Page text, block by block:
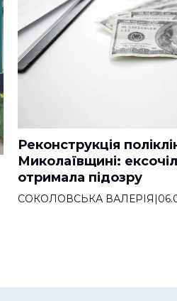
Реконструкція
Миколаївщині:
отримала підозру
СОКОЛОВСЬКА ВАЛЕРІЯ